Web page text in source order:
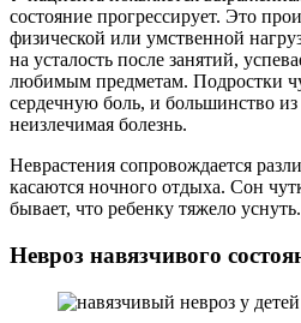
состояние прогрессирует. Это
физической или умственной
на усталость после занятий,
любимым предметам. Подростки
сердечную боль, и большинство
неизлечимая болезнь.
Неврастения сопровождается
касаются ночного отдыха. Сон
бывает, что ребенку тяжело уснуть.
Невроз навязчивого